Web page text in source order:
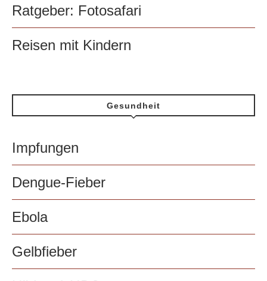
Ratgeber: Fotosafari
Reisen mit Kindern
Gesundheit
Impfungen
Dengue-Fieber
Ebola
Gelbfieber